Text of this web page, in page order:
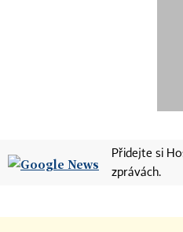
Přidejte si
zprávách.